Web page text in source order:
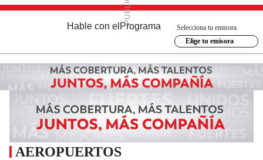
Hable con el Programa
Selecciona tu emisora
Elige tu emisora
AEROPUERTOS